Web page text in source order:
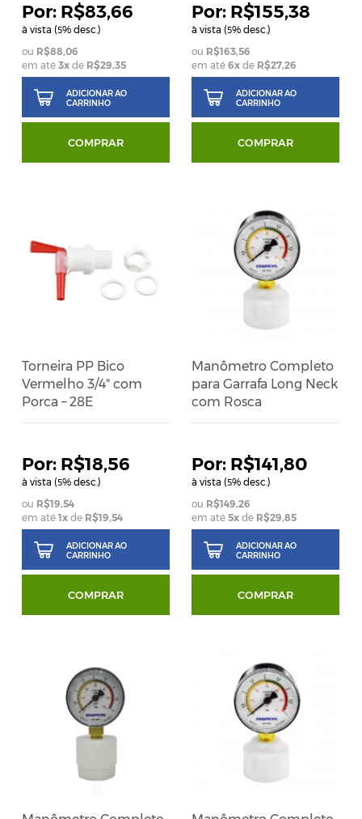
R$83,66
à vista (5% desc.)
R$88,06
em até3x de R$29,35
ADICIONAR AO
CARRINHO
COMPRAR
R$155,38
à vista (5% desc.)
R$163,56
em até 6xde R$27,26
ADICIONAR AO
CARRINHO
COMPRAR
Torneira PP Bico
Vermelho 3/4" com
Porca – 28E
R$18,56
à vista (5% desc.)
R$19,54
em até1x de R$19,54
ADICIONAR AO
CARRINHO
COMPRAR
Manômetro Completo
para Garrafa Long Neck
com Rosca
R$141,80
à vista (5% desc.)
R$149,26
em até 5xde R$29,85
ADICIONAR AO
CARRINHO
COMPRAR